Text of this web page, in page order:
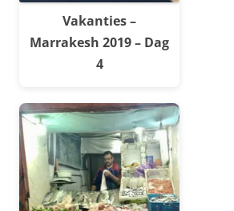
Vakanties –
Marrakesh 2019 – Dag
4